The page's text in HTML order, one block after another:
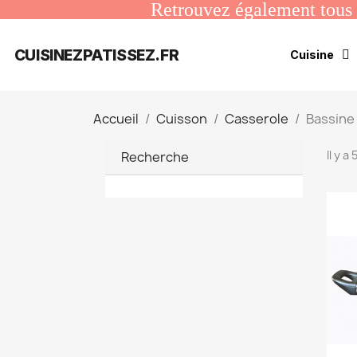
Retrouvez également
CUISINEZPATISSEZ.FR Cuisine
Accueil Cuisson Casserole
Recherche Il y a